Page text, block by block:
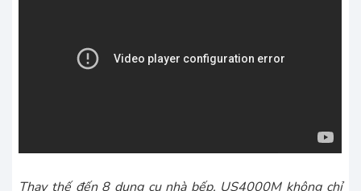
Thay thế đến 8 dụng cụ nhà bếp, US4000M không chỉ